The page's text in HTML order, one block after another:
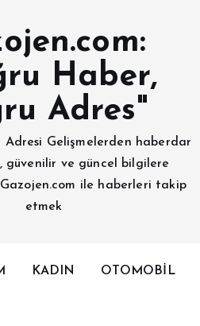
Haber,
Adres"
Adresi Gelişmelerden haberdar
güvenilir ve güncel bilgilere
ile haberleri takip
etmek
KADIN OTOMOBİL